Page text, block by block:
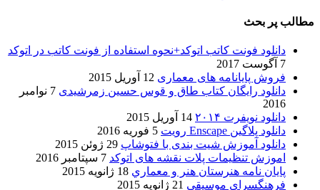
مطالب پر بحث
دانلود فونت کاتب اتوکد+نحوه استفاده از فونت کاتب در اتوکد
7 آگوست 2017
فروش پایانامه های معماری 12 آوریل 2015
دانلود رایگان کتاب طاق و قوس حسین زمرشیدی
7 نوامبر
2016
دانلود نویفرت ۲۰۱۴
14 آوریل 2015
دانلود پلاگین Enscape رویت
5 فوریه 2016
دانلود آموزش شیت بندی با فتوشاپ 29 ژوئن 2015
اموزش تنظیمات پلات نقشه های اتوکد 7 سپتامبر 2016
پایان نامه هنرستان هنر و معماري 18 ژانویه 2015
فرهنگسراي موسيقي 21 ژانویه 2015